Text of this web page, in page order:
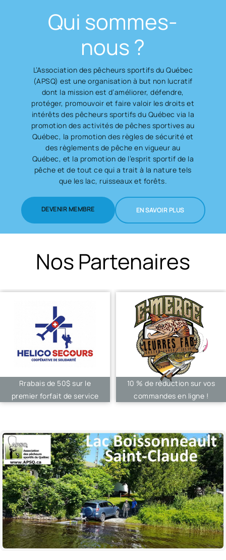
Qui sommes-
nous ?
L’Association des pêcheurs sportifs du Québec
(APSQ) est une organisation à but non lucratif
dont la mission est d’améliorer, défendre,
protéger, promouvoir et faire valoir les droits et
intérêts des pêcheurs sportifs du Québec via la
promotion des activités de pêches sportives au
Québec, la promotion des règles de sécurité et
des règlements de pêche en vigueur au
Québec, et la promotion de l’esprit sportif de la
pêche et de tout ce qui a trait à la nature tels
que les lac, ruisseaux et forêts.
DEVENIR MEMBRE EN SAVOIR PLUS
Nos Partenaires
Rrabais de 50$ sur le
premier forfait de service
10 % de réduction sur vos
commandes en ligne !